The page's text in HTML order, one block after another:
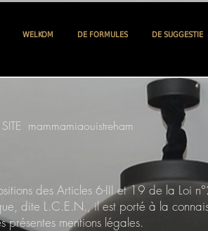
WELKOM DE FORMULES DE SUGGESTIE
mammamiaouistreham
des Articles 6-III et 19 de la
dite L.C.E.N., il est porté à la
présentes mentions légales.